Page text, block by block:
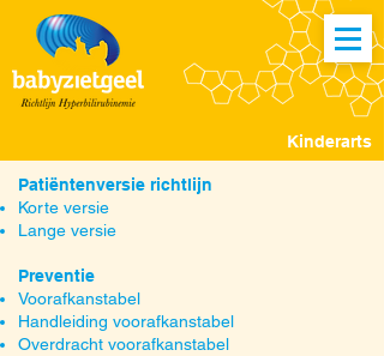
Kinderarts
Patiëntenversie richtlijn
Korte versie
Lange versie
Preventie
Voorafkanstabel
Handleiding voorafkanstabel
Overdracht voorafkanstabel